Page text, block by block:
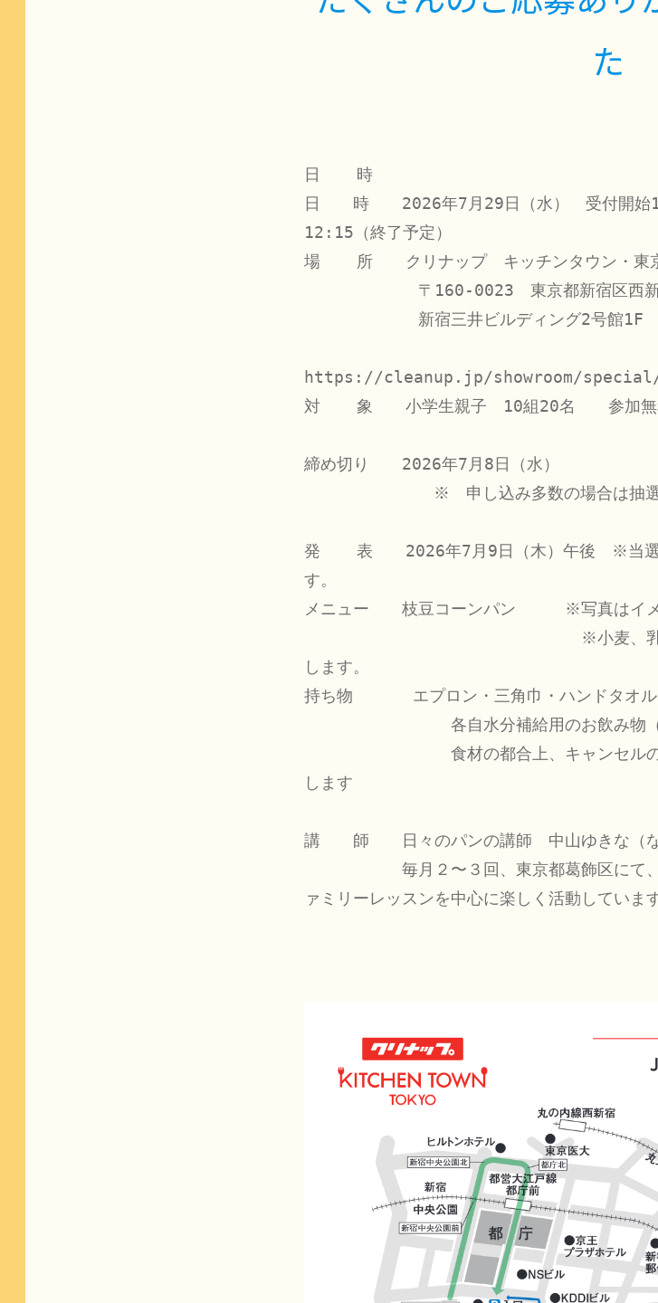
た
日　  時
日　　時　　2026年7月29日（水）　受付開
12:15（終了予定）
場　  所　　クリナップ　キッチンタウン・東
〒160-0023　東京都新宿区西
新宿三井ビルディング2号館1F　※
https://cleanup.jp/showroom/
対　  象　　小学生親子　10組20名　　参
締め切り　　2026年7月8日（水）
発　  表　　2026年7月9日（木）午後　※当選
す。
メニュー　　枝豆コーンパン　　　※写真はイ
※小麦、乳、卵、豚肉、
します。
持ち物      エプロン・三角巾・ハンドタオル
各自水分補給用のお飲み物（必
食材の都合上、キャンセルの場合
します
講　　師　　日々のパンの講師　中山ゆきな（
毎月２〜３回、東京都葛飾区にて、3
ァミリーレッスンを中心に楽しく活動しています